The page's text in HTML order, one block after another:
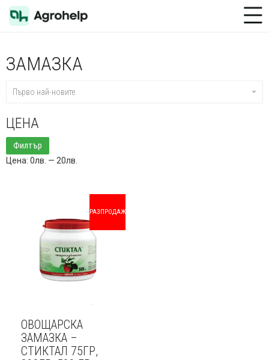
Toggle Menu
ЗАМАЗКА
Първо най-новите
ЦЕНА
Минимална
цена
Максимална
цена
Филтър
Цена: 0лв. — 20лв.
РАЗПРОДАЖБА!
ОВОЩАРСКА
ЗАМАЗКА –
СТИКТАЛ 75ГР,